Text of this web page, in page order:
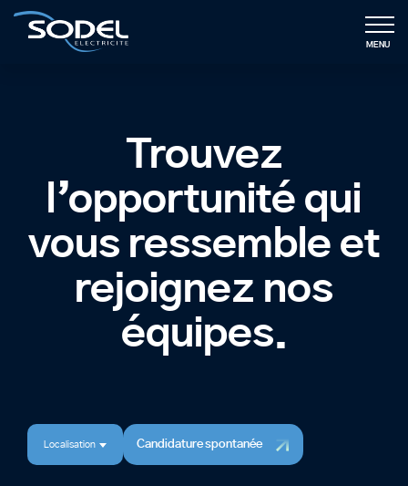
MENU
Trouvez
l’opportunité qui
vous ressemble et
rejoignez nos
équipes.
Localisation Candidature spontanée